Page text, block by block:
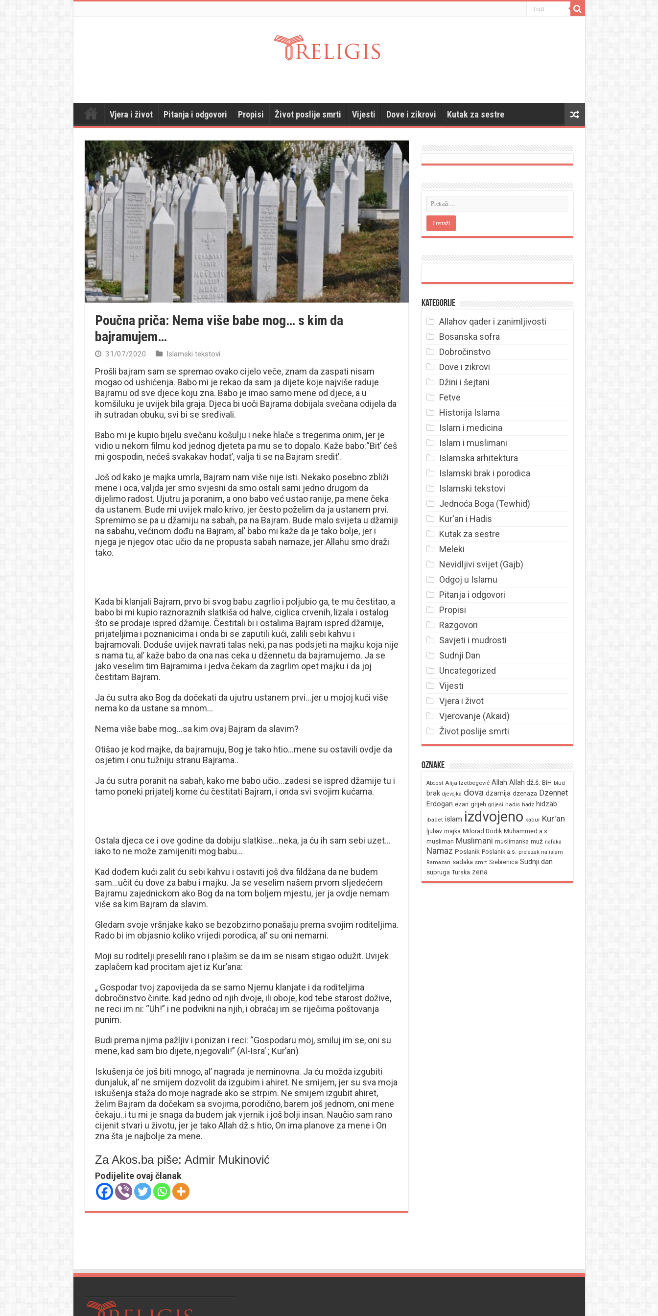
Vjera i život Pitanja i odgovori Propisi Život poslije smrti Vijesti Dove i zikrovi Kutak za sestre
Poučna priča: Nema više babe mog… s kim da
bajramujem…
31/07/2020 Islamski tekstovi
Prošli bajram sam se spremao ovako cijelo veče, znam da zaspati nisam
mogao od ushićenja. Babo mi je rekao da sam ja dijete koje najviše raduje
Bajramu od sve djece koju zna. Babo je imao samo mene od djece, a u
komšiluku je uvijek bila graja. Djeca bi uoči Bajrama dobijala svečana odijela da
ih sutradan obuku, svi bi se sređivali.
Babo mi je kupio bijelu svečanu košulju i neke hlače s tregerima onim, jer je
vidio u nekom filmu kod jednog djeteta pa mu se to dopalo. Kaže babo:“Bit’ ćeš
mi gospodin, nećeš svakakav hodat’, valja ti se na Bajram sredit’.
Još od kako je majka umrla, Bajram nam više nije isti. Nekako posebno zbliži
mene i oca, valjda jer smo svjesni da smo ostali sami jedno drugom da
dijelimo radost. Ujutru ja poranim, a ono babo već ustao ranije, pa mene čeka
da ustanem. Bude mi uvijek malo krivo, jer često poželim da ja ustanem prvi.
Spremimo se pa u džamiju na sabah, pa na Bajram. Bude malo svijeta u džamiji
na sabahu, većinom dođu na Bajram, al’ babo mi kaže da je tako bolje, jer i
njega je njegov otac učio da ne propusta sabah namaze, jer Allahu smo draži
tako.
Kada bi klanjali Bajram, prvo bi svog babu zagrlio i poljubio ga, te mu čestitao, a
babo bi mi kupio raznoraznih slatkiša od halve, ciglica crvenih, lizala i ostalog
što se prodaje ispred džamije. Čestitali bi i ostalima Bajram ispred džamije,
prijateljima i poznanicima i onda bi se zaputili kući, zalili sebi kahvu i
bajramovali. Doduše uvijek navrati talas neki, pa nas podsjeti na majku koja nije
s nama tu, al’ kaže babo da ona nas ceka u džennetu da bajramujemo. Ja se
jako veselim tim Bajramima i jedva čekam da zagrlim opet majku i da joj
čestitam Bajram.
Ja ću sutra ako Bog da dočekati da ujutru ustanem prvi…jer u mojoj kući više
nema ko da ustane sa mnom…
Nema više babe mog…sa kim ovaj Bajram da slavim?
Otišao je kod majke, da bajramuju, Bog je tako htio…mene su ostavili ovdje da
osjetim i onu tužniju stranu Bajrama..
Ja ću sutra poranit na sabah, kako me babo učio…zadesi se ispred džamije tu i
tamo poneki prijatelj kome ću čestitati Bajram, i onda svi svojim kućama.
Ostala djeca ce i ove godine da dobiju slatkise…neka, ja ću ih sam sebi uzet…
iako to ne može zamijeniti mog babu…
Kad dođem kući zalit ću sebi kahvu i ostaviti još dva fildžana da ne budem
sam…učit ću dove za babu i majku. Ja se veselim našem prvom sljedećem
Bajramu zajednickom ako Bog da na tom boljem mjestu, jer ja ovdje nemam
više sa kim Bajram da slavim.
Gledam svoje vršnjake kako se bezobzirno ponašaju prema svojim roditeljima.
Rado bi im objasnio koliko vrijedi porodica, al’ su oni nemarni.
Moji su roditelji preselili rano i plašim se da im se nisam stigao odužit. Uvijek
zaplačem kad procitam ajet iz Kur’ana:
„ Gospodar tvoj zapovijeda da se samo Njemu klanjate i da roditeljima
dobročinstvo činite. kad jedno od njih dvoje, ili oboje, kod tebe starost dožive,
ne reci im ni: “Uh!” i ne podvikni na njih, i obraćaj im se riječima poštovanja
punim.
Budi prema njima pažljiv i ponizan i reci: “Gospodaru moj, smiluj im se, oni su
mene, kad sam bio dijete, njegovali!” (Al-Isra’ ; Kur’an)
Iskušenja će još biti mnogo, al’ nagrada je neminovna. Ja ću možda izgubiti
dunjaluk, al’ ne smijem dozvolit da izgubim i ahiret. Ne smijem, jer su sva moja
iskušenja staža do moje nagrade ako se strpim. Ne smijem izgubit ahiret,
želim Bajram da dočekam sa svojima, porodično, barem još jednom, oni mene
čekaju..i tu mi je snaga da budem jak vjernik i još bolji insan. Naučio sam rano
cijenit stvari u životu, jer je tako Allah dž.s htio, On ima planove za mene i On
zna šta je najbolje za mene.
Za Akos.ba piše: Admir Mukinović
Podijelite ovaj članak
Kategorije
Allahov qader i zanimljivosti
Bosanska sofra
Dobročinstvo
Dove i zikrovi
Džini i šejtani
Fetve
Historija Islama
Islam i medicina
Islam i muslimani
Islamska arhitektura
Islamski brak i porodica
Islamski tekstovi
Jednoća Boga (Tewhid)
Kur'an i Hadis
Kutak za sestre
Meleki
Nevidljivi svijet (Gajb)
Odgoj u Islamu
Pitanja i odgovori
Propisi
Razgovori
Savjeti i mudrosti
Sudnji Dan
Uncategorized
Vijesti
Vjera i život
Vjerovanje (Akaid)
Život poslije smrti
Oznake
Abdest Alija Izetbegović Allah Allah dž.š. BiH blud
brak djevojka dova dzamija dzenaza Dzennet
Erdogan ezan grijeh grijesi hadis hadz hidzab
ibadet islam izdvojeno kabur Kur'an
ljubav majka Milorad Dodik Muhammed a.s.
musliman Muslimani muslimanka muž nafaka
Namaz Poslanik Poslanik a.s. prelazak na islam
Ramazan sadaka smrt Srebrenica Sudnji dan
supruga Turska zena